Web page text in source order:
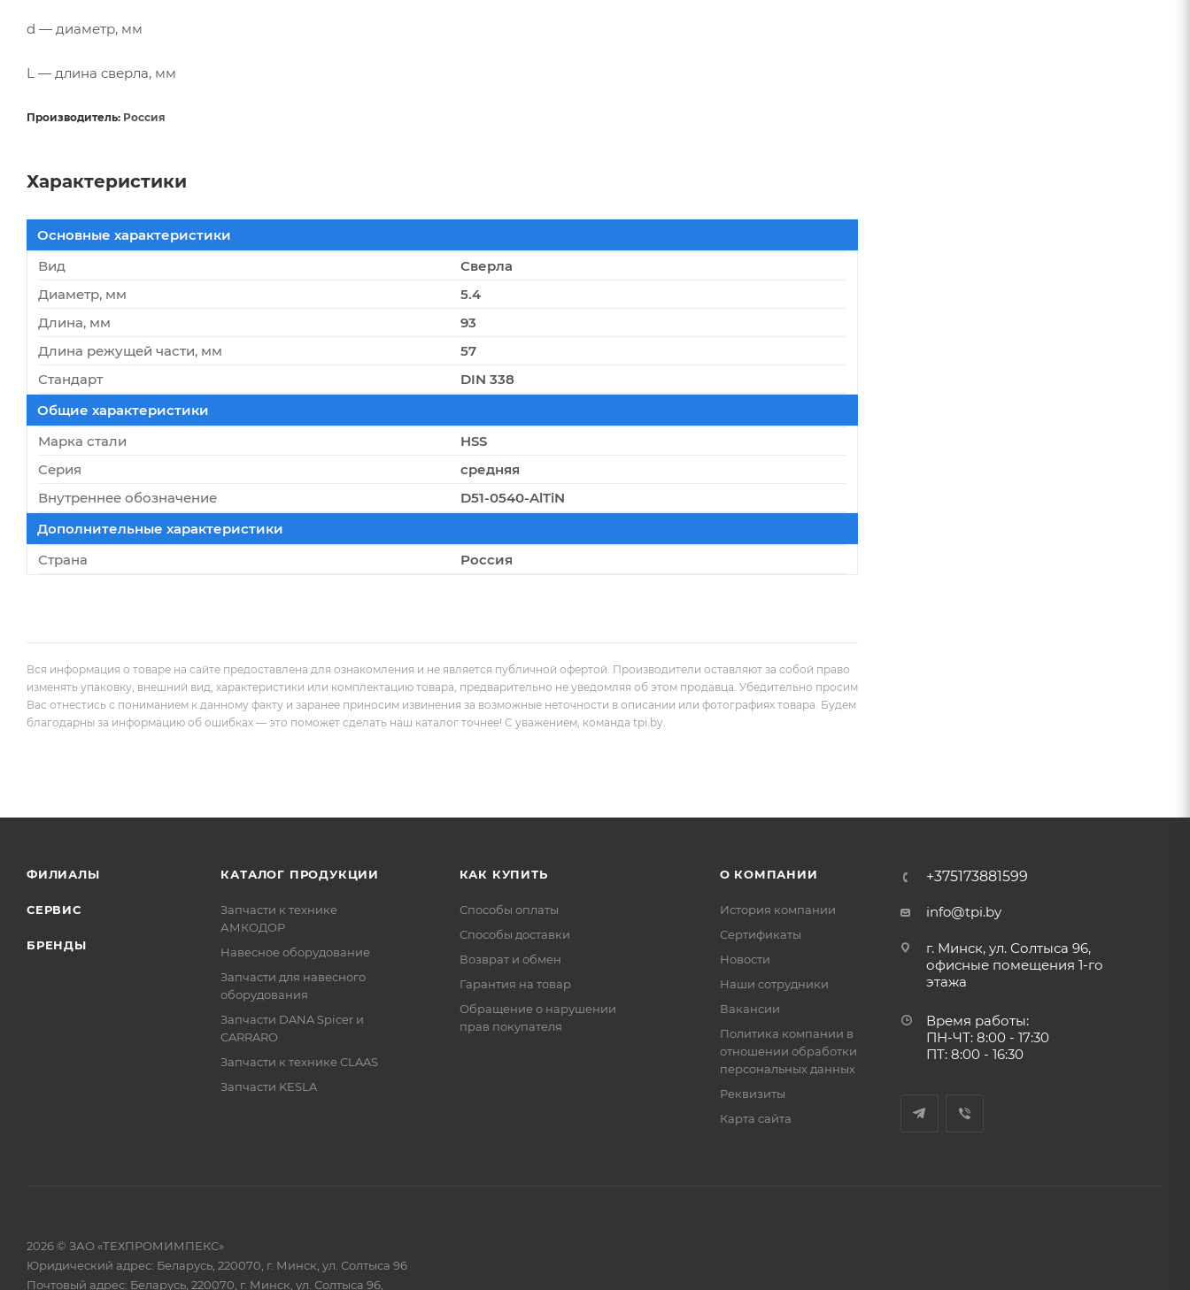
d — диаметр, мм
L — длина сверла, мм
Производитель: Россия
Характеристики
Основные характеристики
Вид
Сверла
Диаметр, мм
5.4
Длина, мм
93
Длина режущей части, мм
57
Стандарт
DIN 338
Общие характеристики
Марка стали
HSS
Серия
средняя
Внутреннее обозначение
D51-0540-AlTiN
Дополнительные характеристики
Страна
Россия
Вся информация о товаре на сайте предоставлена для ознакомления и не является публичной офертой. Производители оставляют за собой право
изменять упаковку, внешний вид, характеристики или комплектацию товара, предварительно не уведомляя об этом продавца. Убедительно просим
Вас отнестись с пониманием к данному факту и заранее приносим извинения за возможные неточности в описании или фотографиях товара. Будем
благодарны за информацию об ошибках — это поможет сделать наш каталог точнее! С уважением, команда tpi.by.
ФИЛИАЛЫ
СЕРВИС
БРЕНДЫ
КАТАЛОГ ПРОДУКЦИИ
Запчасти к технике
АМКОДОР
Навесное оборудование
Запчасти для навесного
оборудования
Запчасти DANA Spicer и
CARRARO
Запчасти к технике CLAAS
Запчасти KESLA
КАК КУПИТЬ
Способы оплаты
Способы доставки
Возврат и обмен
Гарантия на товар
Обращение о нарушении
прав покупателя
О КОМПАНИИ
История компании
Сертификаты
Новости
Наши сотрудники
Вакансии
Политика компании в
отношении обработки
персональных данных
Реквизиты
Карта сайта
+375173881599
info@tpi.by
г. Минск, ул. Солтыса 96,
офисные помещения 1-го
этажа
Время работы:
ПН-ЧТ: 8:00 - 17:30
ПТ: 8:00 - 16:30
2026 © ЗАО «ТЕХПРОМИМПЕКС»
Юридический адрес: Беларусь, 220070, г. Минск, ул. Солтыса 96
Почтовый адрес: Беларусь, 220070, г. Минск, ул. Солтыса 96,